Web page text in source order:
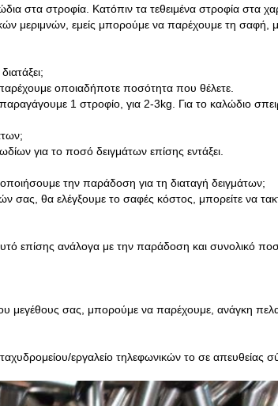
στα στροφία. Κατόπιν τα τεθειμένα στροφία στα
μεριμνών, εμείς μπορούμε να παρέχουμε τη
οποιαδήποτε ποσότητα που θέλετε.
1 στροφίο, για 2-3kg. Για το καλώδιο
για το ποσό δειγμάτων επίσης εντάξει.
την παράδοση για τη διαταγή δειγμάτων;
θα ελέγξουμε το σαφές κόστος, μπορείτε να
ανάλογα με την παράδοση και συνολικό
μεγέθους σας, μπορούμε να παρέχουμε, ανάγκη
εργαλείο τηλεφωνικών το σε